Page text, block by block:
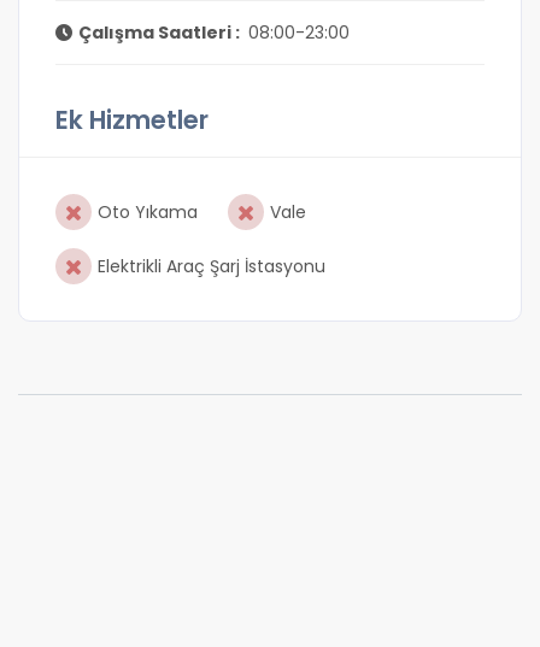
Çalışma Saatleri : 08:00-23:00
Ek Hizmetler
Oto Yıkama Vale
Elektrikli Araç Şarj İstasyonu